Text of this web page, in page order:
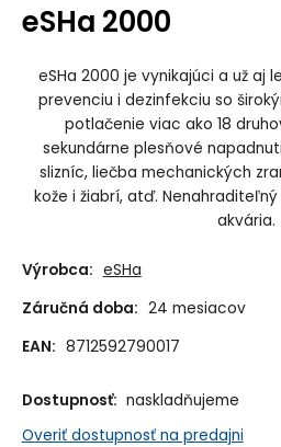
eSHa 2000
eSHa 2000 je vynikajúci a už aj
prevenciu i dezinfekciu so
potlačenie viac ako 18
sekundárne plesňové
slizníc, liečba mechanických
kože i žiabrí, atď.
akvária.
Výrobca: eSHa
Záručná doba: 24 mesiacov
EAN: 8712592790017
Dostupnosť: naskladňujeme
Overiť dostupnosť na predajni